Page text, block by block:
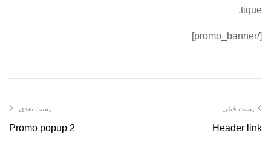
tique.
[/promo_banner]
پست قبلی
Header link
پست بعدی
Promo popup 2